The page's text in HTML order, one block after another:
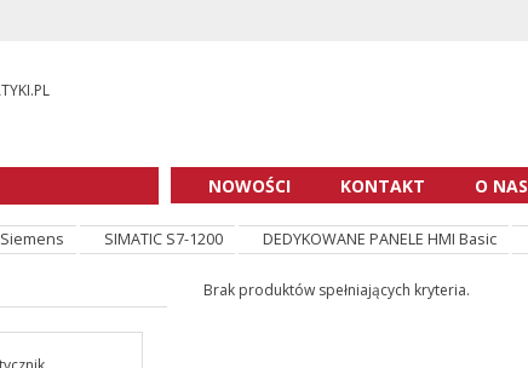
NOWOŚCI KONTAKT O NAS
Siemens SIMATIC S7-1200 DEDYKOWANE PANELE HMI Basic
Brak produktów spełniających kryteria.